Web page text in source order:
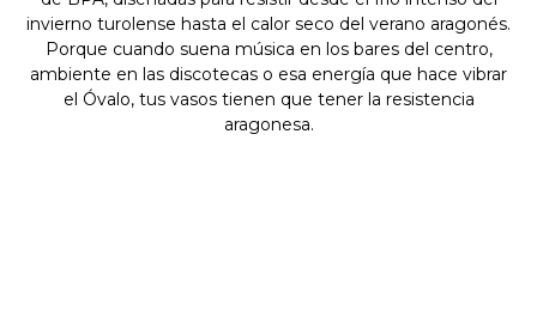
invierno turolense hasta el calor seco del verano aragonés.
Porque cuando suena música en los bares del centro,
ambiente en las discotecas o esa energía que hace vibrar
el Óvalo, tus vasos tienen que tener la resistencia
aragonesa.